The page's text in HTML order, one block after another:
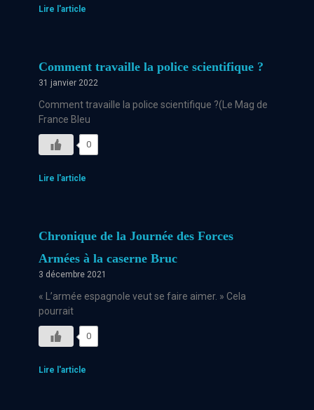
Lire l'article
Comment travaille la police scientifique ?
31 janvier 2022
Comment travaille la police scientifique ?(Le Mag de
France Bleu
0
Lire l'article
Chronique de la Journée des Forces
Armées à la caserne Bruc
3 décembre 2021
« L’armée espagnole veut se faire aimer. » Cela
pourrait
0
Lire l'article